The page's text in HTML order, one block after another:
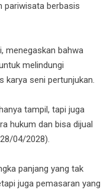
pariwisata berbasis
menegaskan bahwa
melindungi
karya seni pertunjukan.
tampil, tapi juga
hukum dan bisa dijual
04/2028).
panjang yang tak
juga pemasaran yang